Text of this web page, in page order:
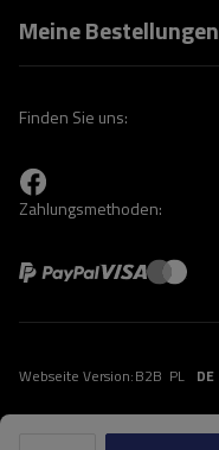
Meine Bestellungen
Finden Sie uns:
Zahlungsmethoden:
Webseite Version:B2B PL DE